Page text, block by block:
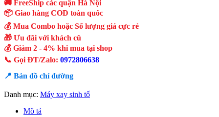
🚚 FreeShip các quận Hà Nội
📦 Giao hàng COD toàn quốc
💰 Mua Combo hoặc Số lượng giá cực rẻ
🎁 Ưu đãi với khách cũ
💰 Giảm 2 - 4% khi mua tại shop
📞 Gọi ĐT/Zalo: 0972806638
📍 Bản đồ chỉ đường
Danh mục: Máy xay sinh tố
Mô tả